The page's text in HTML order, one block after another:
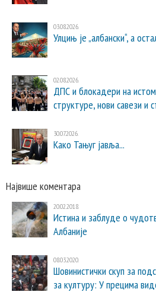
03.08.2026.
Улцињ је „албански“, а
02.08.2026.
ДПС и блокадери на
структуре, нови савези и
30.07.2026.
Како Тањуг јавља...
Највише коментара
20.02.2018.
Истина и заблуде о
Албаније
08.03.2020.
Шовинистички скуп за
за културу: У прецима